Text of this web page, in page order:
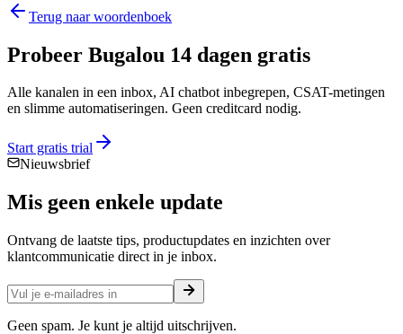
Terug naar woordenboek
Probeer Bugalou 14 dagen gratis
Alle kanalen in een inbox, AI chatbot inbegrepen, CSAT-metingen
en slimme automatiseringen. Geen creditcard nodig.
Start gratis trial
Nieuwsbrief
Mis geen enkele update
Ontvang de laatste tips, productupdates en inzichten over
klantcommunicatie direct in je inbox.
Geen spam. Je kunt je altijd uitschrijven.